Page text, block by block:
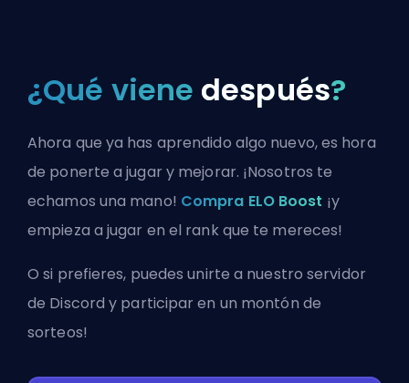
¿Qué viene después?
Ahora que ya has aprendido algo nuevo, es hora
de ponerte a jugar y mejorar. ¡Nosotros te
echamos una mano! Compra ELO Boost ¡y
empieza a jugar en el rank que te mereces!
O si prefieres, puedesunirte a nuestro servidor
de Discord y participar en un montón de
sorteos!